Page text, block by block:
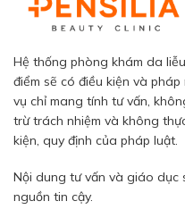
Hệ thống phòng khám da
điểm sẽ có điều kiện và
vụ chỉ mang tính tư vấn,
trừ trách nhiệm và không
kiện, quy định của pháp luật.
Nội dung tư vấn và giáo dục
nguồn tin cậy.